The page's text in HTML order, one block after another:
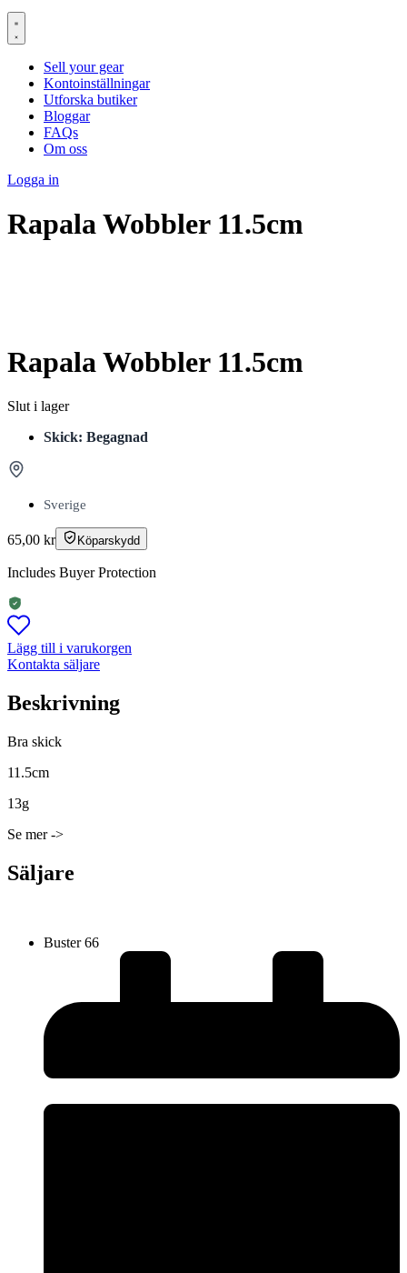
Sell your gear
Kontoinställningar
Utforska butiker
Bloggar
FAQs
Om oss
Logga in
Rapala Wobbler 11.5cm
Rapala Wobbler 11.5cm
Slut i lager
Skick: Begagnad
Sverige
65,00 kr Köparskydd
Includes Buyer Protection
Lägg till i varukorgen
Kontakta säljare
Beskrivning
Bra skick
11.5cm
13g
Se mer ->
Säljare
Buster 66